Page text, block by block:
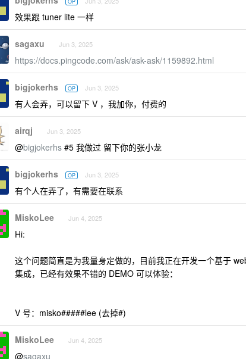
效果跟 tuner lite 一样
sagaxu Jun 3, 2025
https://docs.pingcode.com/ask/ask-ask/1159892.html
bigjokerhs OP Jun 3, 2025
有人会弄，可以留下 V ，我加你，付费的
airqj Jun 3, 2025
@bigjokerhs #5 我做过 留下你的张小龙
bigjokerhs OP Jun 3, 2025
有个人在弄了，有需要在联系
MiskoLee Jun 4, 2025
Hi:
这个问题简直是为我量身定做的，目前我正在开发一个基于
集成，已经有效果不错的 DEMO 可以体验：
V 号：misko#####lee (去掉#)
MiskoLee Jun 4, 2025
@sagaxu